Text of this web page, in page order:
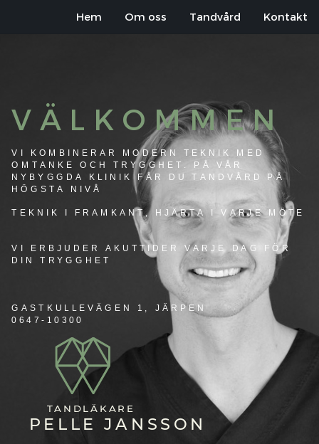
Hem Om oss Tandvård Kontakt
VÄLKOMMEN
TANDLÄKARE
PELLE JANSSON
VI KOMBINERAR MODERN TEKNIK MED
OMTANKE OCH TRYGGHET. PÅ VÅR
NYBYGGDA KLINIK FÅR DU TANDVÅRD PÅ
HÖGSTA NIVÅ
TEKNIK I FRAMKANT, HJÄRTA I VARJE MÖTE
VI ERBJUDER AKUTTIDER VARJE DAG FÖR
DIN TRYGGHET
GASTKULLEVÄGEN 1, JÄRPEN
0647-10300